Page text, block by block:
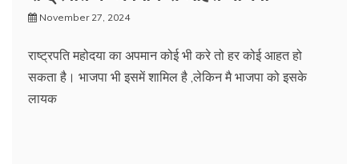
November 27, 2024
राष्ट्रपति महोदया का अपमान कोई भी करे तो हर कोई आहत हो
सकता है। भाजपा भी इसमें शामिल है ,लेकिन मै भाजपा को इसके
लायक